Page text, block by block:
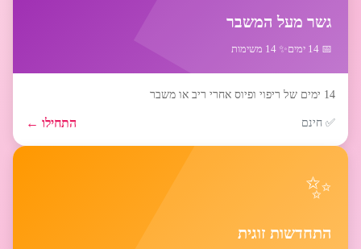
גשר מעל המשבר
📅 14 ימים ✨ 14 משימות
14 ימים של ריפוי ופיוס אחרי ריב או משבר
✅ חינם התחילו ←
✨
התחדשות זוגית